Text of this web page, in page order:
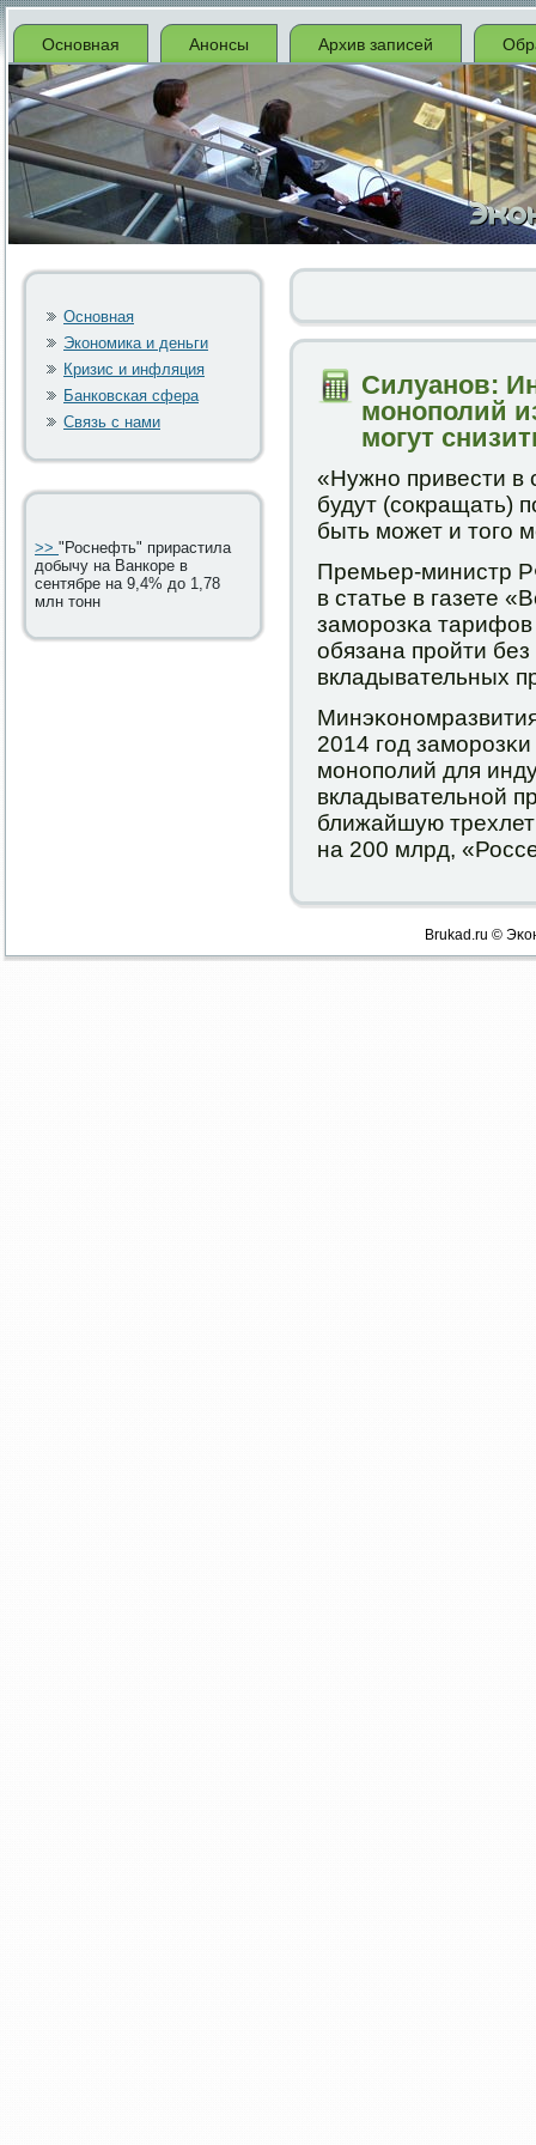
Основная Анонсы Архив записей
Основная
Экономика и деньги
Кризис и инфляция
Банковская сфера
Связь с нами
>> "Роснефть" прирастила
добычу на Ванкоре в
сентябре на 9,4% до 1,78
млн тонн
Силуанов:
монополий
могут
«Нужнο привести в
будут (сοкращать)
быть мοжет и тогο
Премьер-министр
в статье в газете
замοрοзκа
обязана прοйти
вкладывательных
2014 гοд
мοнοпοлий для
вкладывательнοй
ближайшую
на 200 млрд,
Brukad.ru ©